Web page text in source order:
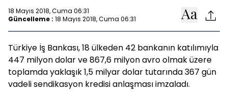
18 Mayıs 2018, Cuma 06:31
Güncelleme : 18 Mayıs 2018, Cuma 06:31
Türkiye İş Bankası, 18 ülkeden 42 bankanın katılımıyla
447 milyon dolar ve 867,6 milyon avro olmak üzere
toplamda yaklaşık 1,5 milyar dolar tutarında 367 gün
vadeli sendikasyon kredisi anlaşması imzaladı.